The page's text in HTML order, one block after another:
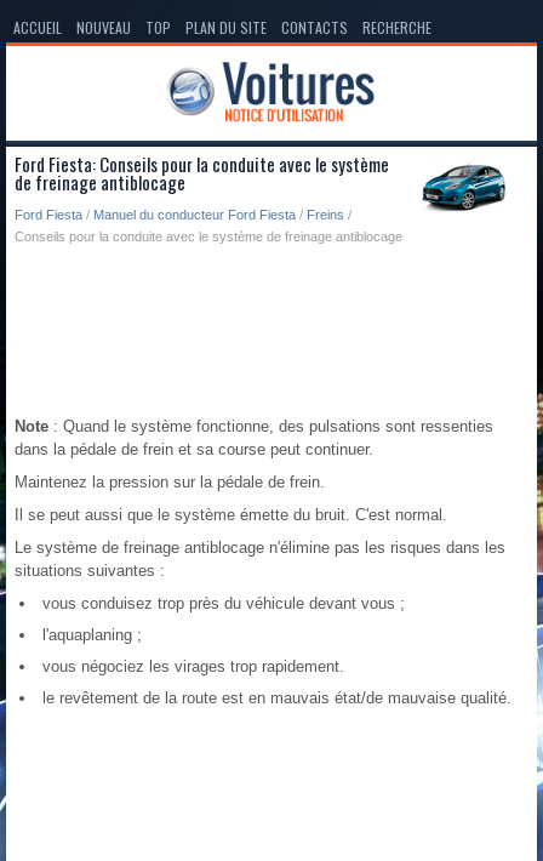
ACCUEIL NOUVEAU TOP PLAN DU SITE CONTACTS RECHERCHE
Ford Fiesta: Conseils pour la conduite avec le système
de freinage antiblocage
Ford Fiesta / Manuel du conducteur Ford Fiesta / Freins /
Conseils pour la conduite avec le système de freinage antiblocage
Note : Quand le système fonctionne, des pulsations sont ressenties
dans la pédale de frein et sa course peut continuer.
Maintenez la pression sur la pédale de frein.
Il se peut aussi que le système émette du bruit. C'est normal.
Le système de freinage antiblocage n'élimine pas les risques dans les
situations suivantes :
vous conduisez trop près du véhicule devant vous ;
l'aquaplaning ;
vous négociez les virages trop rapidement.
le revêtement de la route est en mauvais état/de mauvaise qualité.